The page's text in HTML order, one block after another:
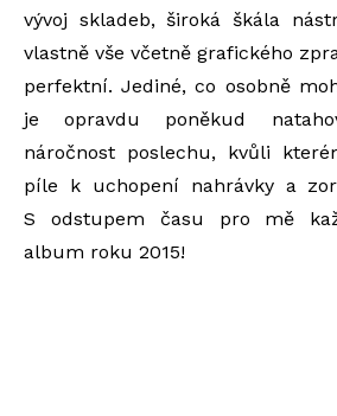
vývoj skladeb, široká škála
vlastně vše včetně grafického
perfektní. Jediné, co osobně
je opravdu poněkud
náročnost poslechu, kvůli
píle k uchopení nahrávky a
S odstupem času pro mě
album roku 2015!